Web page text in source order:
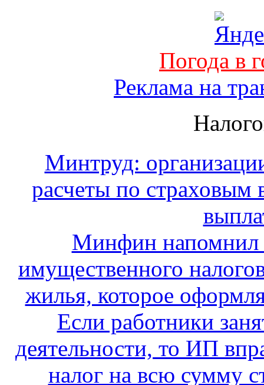
Погода в
Реклама на
Минтруд:
расчеты по страховым
Минфин напомнил
имущественного
жилья, которое
Если работники
деятельности, то ИП
налог на всю сумму